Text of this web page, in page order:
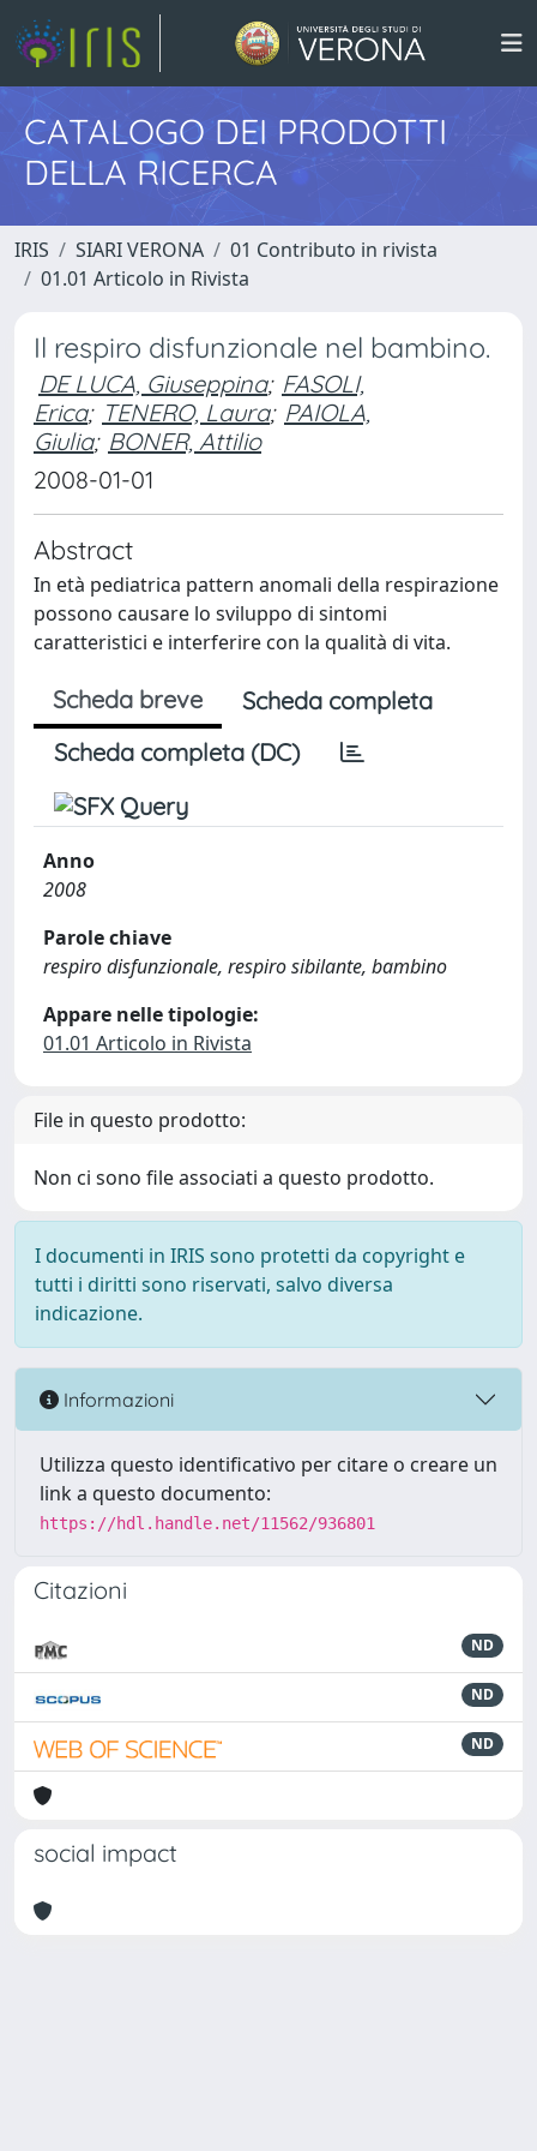
CATALOGO DEI PRODOTTI
DELLA RICERCA
IRIS SIARI VERONA
01 Contributo in rivista
01.01 Articolo in Rivista
Il respiro disfunzionale nel bambino.
DE LUCA, Giuseppina; FASOLI,
Erica; TENERO, Laura; PAIOLA,
Giulia; BONER, Attilio
2008-01-01
Abstract
In età pediatrica pattern anomali della respirazione
possono causare lo sviluppo di sintomi
caratteristici e interferire con la qualità di vita.
Scheda breve
Scheda completa
Scheda completa (DC)
Anno
2008
Parole chiave
respiro disfunzionale, respiro sibilante, bambino
Appare nelle tipologie:
01.01 Articolo in Rivista
File in questo prodotto:
Non ci sono file associati a questo prodotto.
I documenti in IRIS sono protetti da copyright e
tutti i diritti sono riservati, salvo diversa
indicazione.
Informazioni
Utilizza questo identificativo per citare o creare un
link a questo documento:
https://hdl.handle.net/11562/936801
Citazioni
ND
ND
ND
social impact